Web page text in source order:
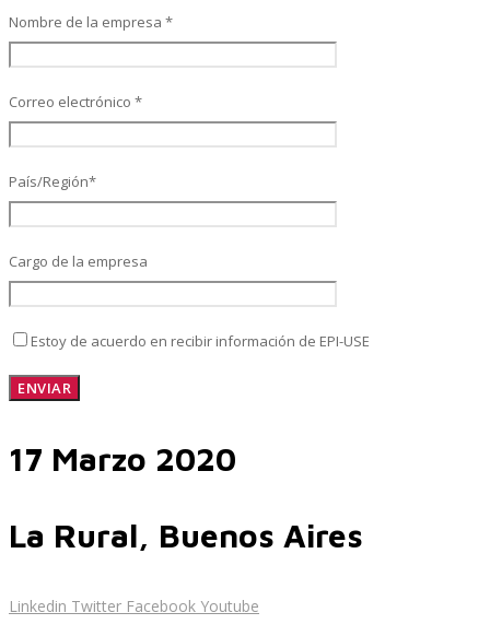
SAP NetWeaver
Nombre de la empresa *
Correo electrónico *
País/Región*
Cargo de la empresa
Estoy de acuerdo en recibir información de EPI-USE
17 Marzo 2020
La Rural, Buenos Aires
Linkedin Twitter Facebook Youtube